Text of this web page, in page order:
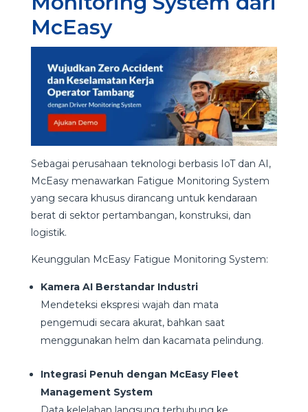
McEasy
Sebagai perusahaan teknologi berbasis IoT dan AI,
McEasy menawarkan Fatigue Monitoring System
yang secara khusus dirancang untuk kendaraan
berat di sektor pertambangan, konstruksi, dan
logistik.
Keunggulan McEasy Fatigue Monitoring System:
Kamera AI Berstandar Industri
Mendeteksi ekspresi wajah dan mata
pengemudi secara akurat, bahkan saat
menggunakan helm dan kacamata pelindung.
Integrasi Penuh dengan McEasy Fleet
Management System